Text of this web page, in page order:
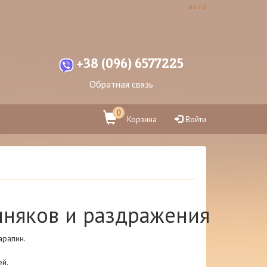
ua ru
+38 (096) 6577225
Обратная связь
0
Корзина Войти
и раздражения